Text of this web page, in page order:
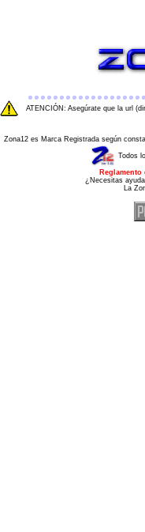
ATENCIÓN: Asegúrate que la url
Zona12 es Marca Registrada según
Todos
¿Necesitas
La